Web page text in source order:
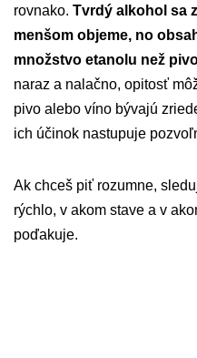
rovnako. Tvrdý alkohol sa
menšom objeme, no
množstvo etanolu než
naraz a nalačno, opitosť
pivo alebo víno bývajú
ich účinok nastupuje
Ak chceš piť rozumne,
rýchlo, v akom stave a v
poďakuje.